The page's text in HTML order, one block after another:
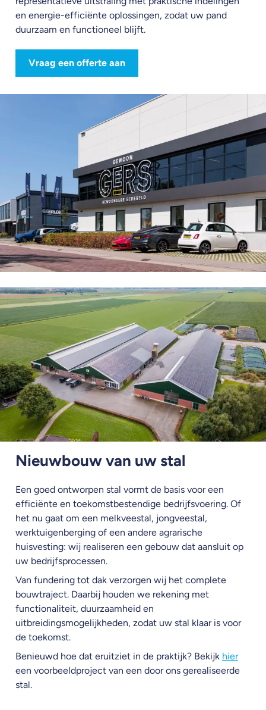
en energie-efficiënte oplossingen, zodat uw pand
duurzaam en functioneel blijft.
Vraag een offerte aan
Nieuwbouw van uw stal
Een goed ontworpen stal vormt de basis voor een
efficiënte en toekomstbestendige bedrijfsvoering. Of
het nu gaat om een melkveestal, jongveestal,
werktuigenberging of een andere agrarische
huisvesting: wij realiseren een gebouw dat aansluit op
uw bedrijfsprocessen.
Van fundering tot dak verzorgen wij het complete
bouwtraject. Daarbij houden we rekening met
functionaliteit, duurzaamheid en
uitbreidingsmogelijkheden, zodat uw stal klaar is voor
de toekomst.
Benieuwd hoe dat eruitziet in de praktijk? Bekijk hier
een voorbeeldproject van een door ons gerealiseerde
stal.